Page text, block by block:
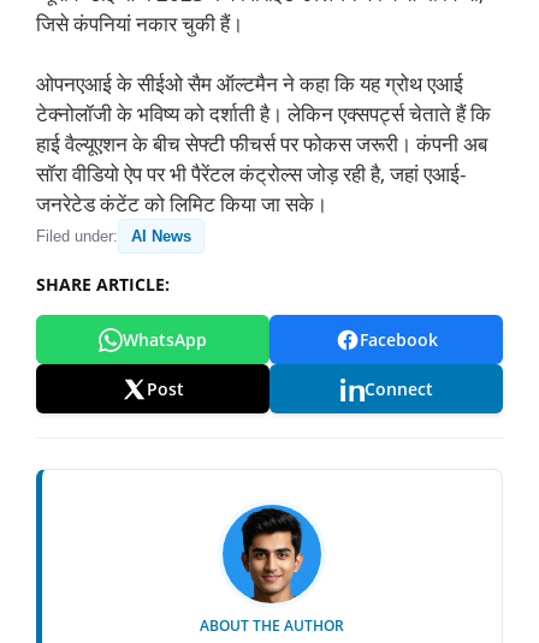
जिसे कंपनियां नकार चुकी हैं।
ओपनएआई के सीईओ सैम ऑल्टमैन ने कहा कि यह ग्रोथ एआई
टेक्नोलॉजी के भविष्य को दर्शाती है। लेकिन एक्सपर्ट्स चेताते हैं कि
हाई वैल्यूएशन के बीच सेफ्टी फीचर्स पर फोकस जरूरी। कंपनी अब
सॉरा वीडियो ऐप पर भी पैरेंटल कंट्रोल्स जोड़ रही है, जहां एआई-
जनरेटेड कंटेंट को लिमिट किया जा सके।
Filed under: AI News
SHARE ARTICLE:
WhatsApp Facebook
Post Connect
ABOUT THE AUTHOR